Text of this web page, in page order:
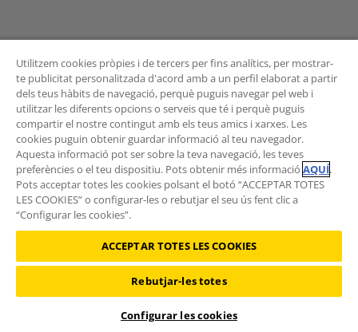
BUTLLETÍ
Vols rebre les novetats de l'Àrea de Mobilitat?
Subscriu-te al butlletí.
©2026 RACC Mobility Club |Condicions d'ús i Política de privacitat|
Política de cookies|Protecció de dades
Utilitzem cookies pròpies i de tercers per fins analítics, per mostrar-
te publicitat personalitzada d'acord amb a un perfil elaborat a partir
dels teus hàbits de navegació, perquè puguis navegar pel web i
utilitzar les diferents opcions o serveis que té i perquè puguis
compartir el nostre contingut amb els teus amics i xarxes. Les
cookies puguin obtenir guardar informació al teu navegador.
Aquesta informació pot ser sobre la teva navegació, les teves
preferències o el teu dispositiu. Pots obtenir més informació AQUÍ.
Pots acceptar totes les cookies polsant el botó “ACCEPTAR TOTES
LES COOKIES” o configurar-les o rebutjar el seu ús fent clic a
“Configurar les cookies”.
ACCEPTAR TOTES LES COOKIES
Rebutjar-les totes
Configurar les cookies